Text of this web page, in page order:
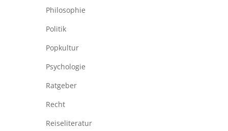
Philosophie
Politik
Popkultur
Psychologie
Ratgeber
Recht
Reiseliteratur